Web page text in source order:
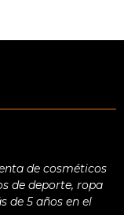
de cosméticos
de deporte, ropa
de 5 años en el